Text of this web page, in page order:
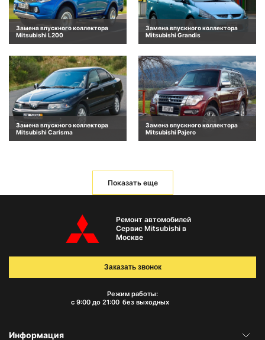
Замена впускного коллектора
Mitsubishi L200
Замена впускного коллектора
Mitsubishi Grandis
Замена впускного коллектора
Mitsubishi Carisma
Замена впускного коллектора
Mitsubishi Pajero
Показать еще
Ремонт автомобилей
Сервис Mitsubishi в
Москве
Режим работы:
с 9:00 до 21:00 без выходных
Заказать звонок
Информация